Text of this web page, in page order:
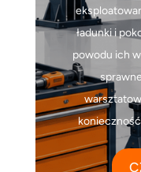
ładunki i
powodu ich